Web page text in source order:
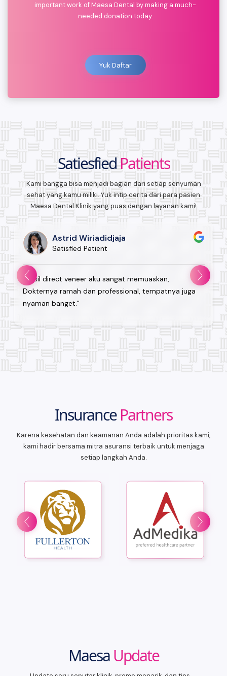
important work of Maesa Dental by making a much-
needed donation today.
Yuk Daftar
Satiesfied Patients
Kami bangga bisa menjadi bagian dari setiap senyuman
sehat yang kamu miliki. Yuk intip cerita dari para pasien
Maesa Dental Klinik yang puas dengan layanan kami!
Astrid Wiriadidjaja
Satisfied Patient
"Hasil direct veneer aku sangat memuaskan,
Dokternya ramah dan professional, tempatnya juga
nyaman banget."
InsurancePartners
Karena kesehatan dan keamanan Anda adalah prioritas kami,
kami hadir bersama mitra asuransi terbaik untuk menjaga
setiap langkah Anda.
MaesaUpdate